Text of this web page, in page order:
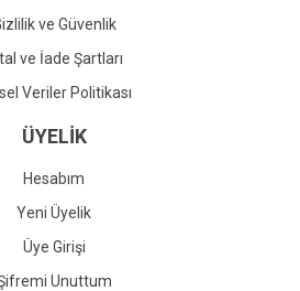
ve Güvenlik
ve İade Şartları
Veriler Politikası
ÜYELİK
Hesabım
Yeni Üyelik
Üye Girişi
Unuttum